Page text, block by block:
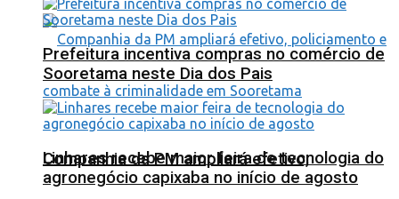
Companhia da PM ampliará efetivo,
Prefeitura incentiva compras no comércio de
Sooretama neste Dia dos Pais
Linhares recebe maior feira de tecnologia do
agronegócio capixaba no início de agosto